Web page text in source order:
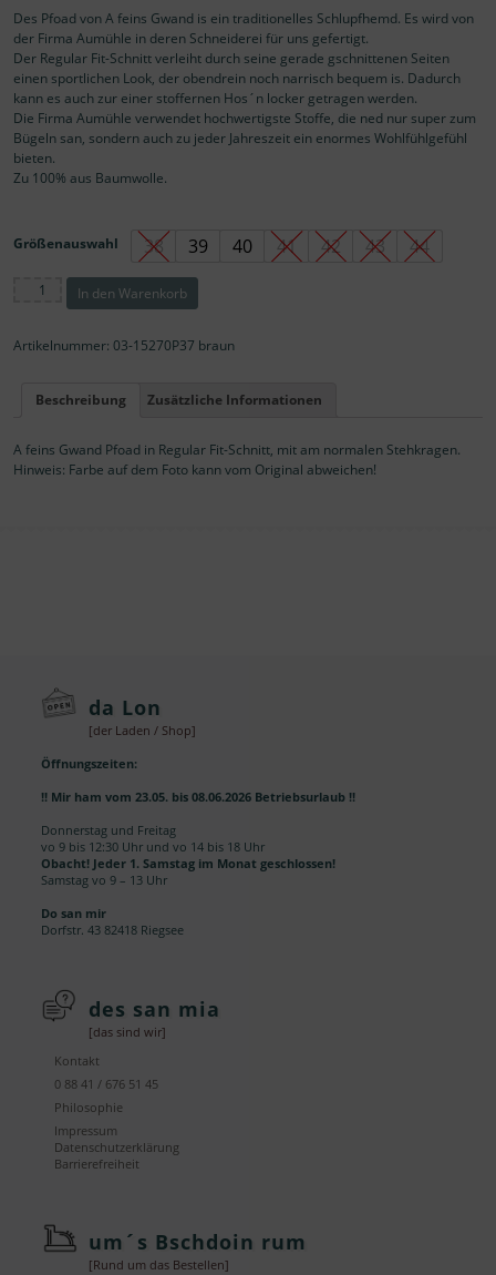
Des Pfoad von A feins Gwand is ein traditionelles Schlupfhemd. Es wird von
der Firma Aumühle in deren Schneiderei für uns gefertigt.
Der Regular Fit-Schnitt verleiht durch seine gerade gschnittenen Seiten
einen sportlichen Look, der obendrein noch narrisch bequem is. Dadurch
kann es auch zur einer stoffernen Hos´n locker getragen werden.
Die Firma Aumühle verwendet hochwertigste Stoffe, die ned nur super zum
Bügeln san, sondern auch zu jeder Jahreszeit ein enormes Wohlfühlgefühl
bieten.
Zu 100% aus Baumwolle.
Größenauswahl 38 39 40 41 42 43 44
Pfoad
Stehkragen
In den Warenkorb
Artikelnummer: 03-15270P37 braun
Beschreibung Zusätzliche Informationen
A feins Gwand Pfoad in Regular Fit-Schnitt, mit am normalen Stehkragen.
Hinweis: Farbe auf dem Foto kann vom Original abweichen!
da Lon
[der Laden / Shop]
Öffnungszeiten:
!! Mir ham vom 23.05. bis 08.06.2026 Betriebsurlaub !!
Donnerstag und Freitag
vo 9 bis 12:30 Uhr und vo 14 bis 18 Uhr
Obacht! Jeder 1. Samstag im Monat geschlossen!
Samstag vo 9 – 13 Uhr
Do san mir
Dorfstr. 43 82418 Riegsee
des san mia
[das sind wir]
Kontakt
0 88 41 / 676 51 45
Philosophie
Impressum
Datenschutzerklärung
Barrierefreiheit
um´s Bschdoin rum
[Rund um das Bestellen]